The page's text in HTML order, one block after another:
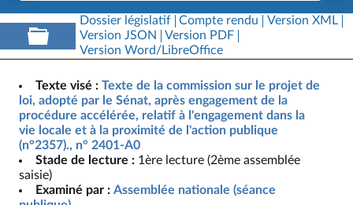
Dossier législatif Compte rendu
Version XML
Version JSON
Version PDF
Version Word/LibreOffice
Texte visé : Texte de la commission sur le projet de
loi, adopté par le Sénat, après engagement de la
procédure accélérée, relatif à l'engagement dans la
vie locale et à la proximité de l'action publique
(n°2357)., n° 2401-A0
Stade de lecture : 1ère lecture (2ème assemblée
saisie)
Examiné par : Assemblée nationale (séance